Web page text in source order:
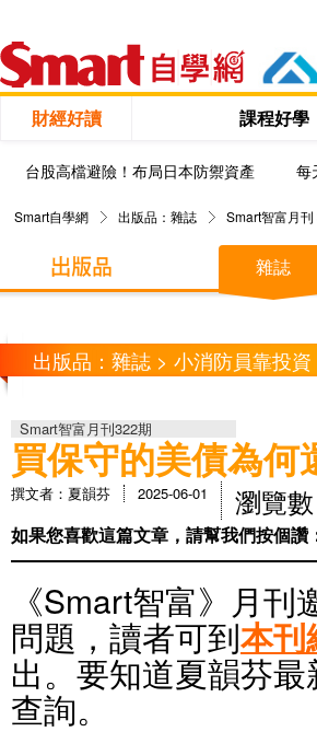
財經好讀 課程好學
台股高檔避險！布局日本防禦資產 每
Smart自學網 出版品：雜誌 Smart智富月刊
雜誌
出版品：雜誌 > 小消防員靠投
Smart智富月刊322期
買保守的美債為何
撰文者：夏韻芬 2025-06-01 瀏覽
如果您喜歡這篇文章，請幫我們按個讚
《Smart智富》月
問題，讀者可到本刊
出。要知道夏韻芬
查詢。